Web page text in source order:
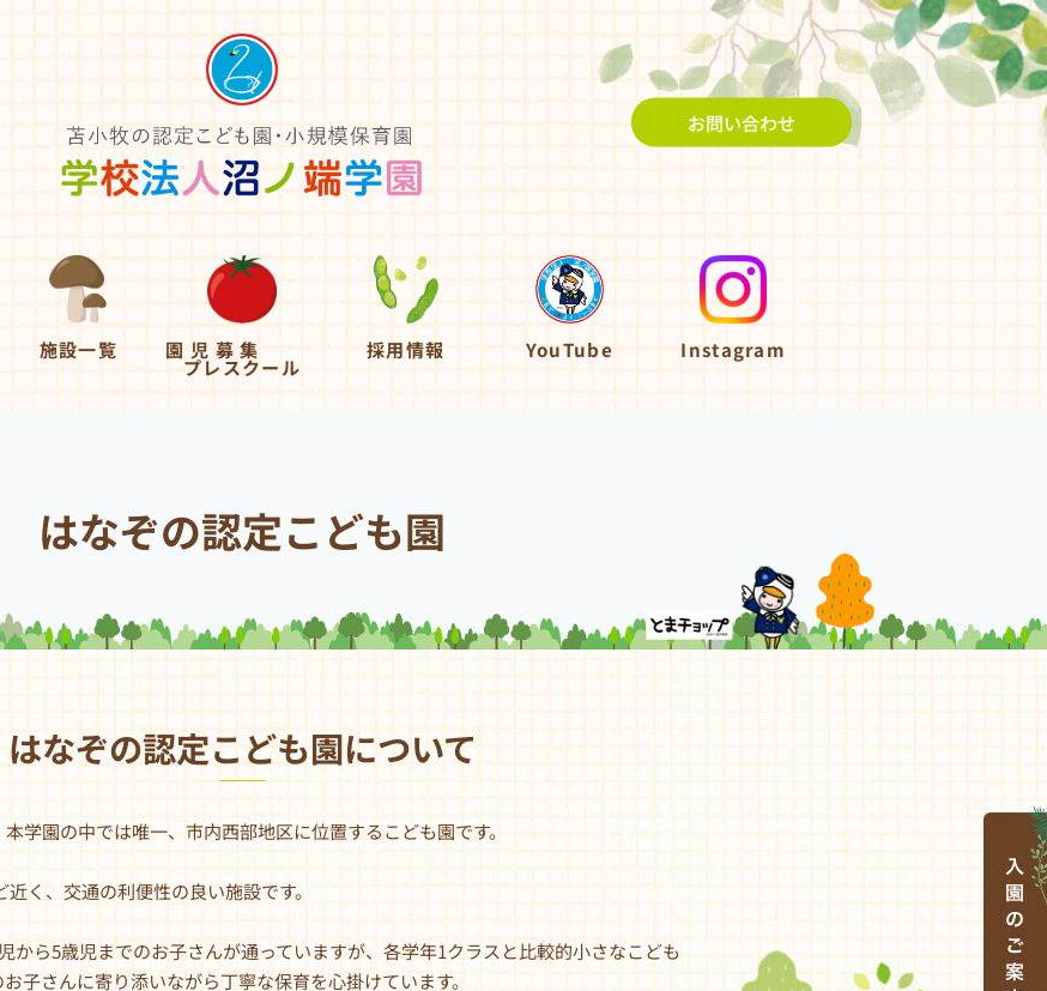
お問い合わせ
施設一覧 園 児 募 集
プレスクール
採用情報 YouTube Instagram
はなぞの認定こども園
はなぞの認定こども園について
学園の中では唯一、市内西部地区に位置するこども園です。
く、交通の利便性の良い施設です。
から5歳児までのお子さんが通っていますが、各学年1クラスと比較的小さなこども
子さんに寄り添いながら丁寧な保育を心掛けています。